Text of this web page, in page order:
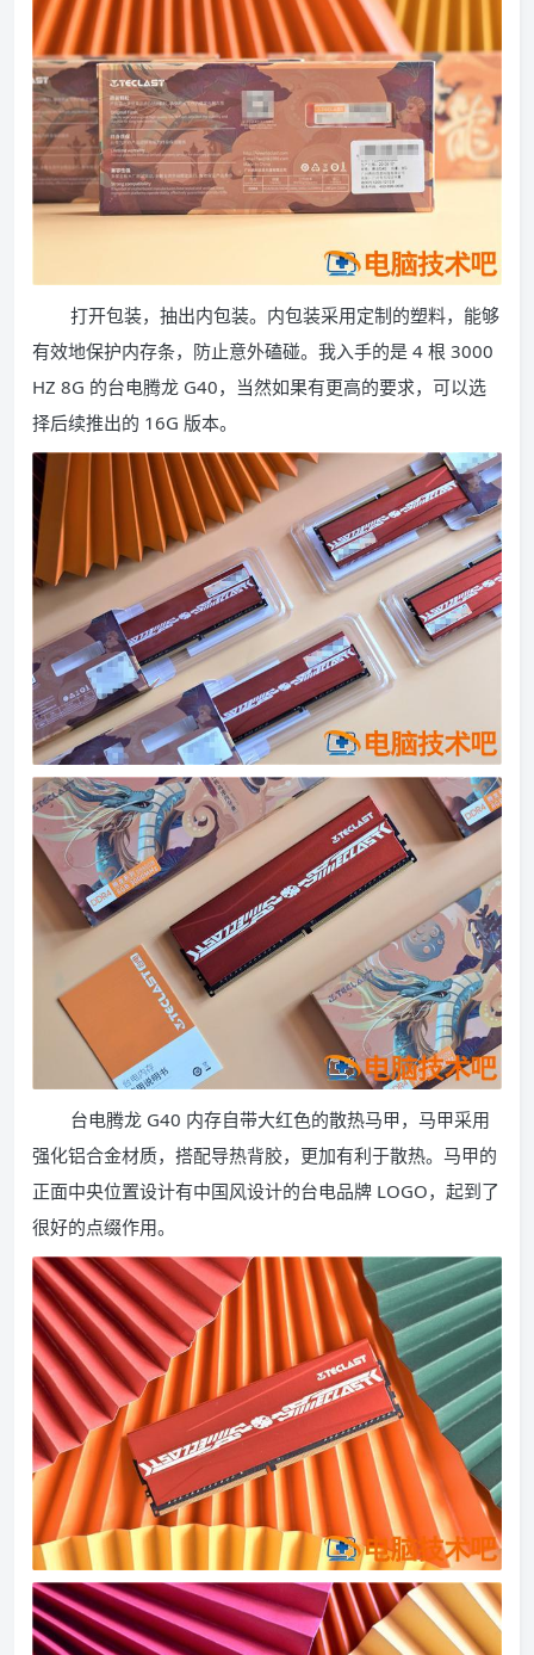
打开包装，抽出内包装。内包装采用定制的塑料，能够
有效地保护内存条，防止意外磕碰。我入手的是 4 根 3000
HZ 8G 的台电腾龙 G40，当然如果有更高的要求，可以选
择后续推出的 16G 版本。
台电腾龙 G40 内存自带大红色的散热马甲，马甲采用
强化铝合金材质，搭配导热背胶，更加有利于散热。马甲的
正面中央位置设计有中国风设计的台电品牌 LOGO，起到了
很好的点缀作用。